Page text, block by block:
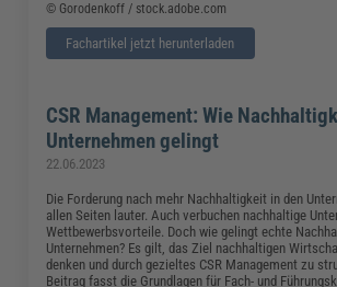
© Gorodenkoff / stock.adobe.com
Fachartikel jetzt herunterladen
CSR Management: Wie
Unternehmen gelingt
22.06.2023
Die Forderung nach mehr Nachhaltigkeit in den
allen Seiten lauter. Auch verbuchen nachhaltige
Wettbewerbsvorteile. Doch wie gelingt echte
Unternehmen? Es gilt, das Ziel nachhaltigen
denken und durch gezieltes CSR Management zu
Beitrag fasst die Grundlagen für Fach- und